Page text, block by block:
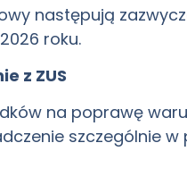
następują
roku.
z ZUS
na poprawę
szczególnie w